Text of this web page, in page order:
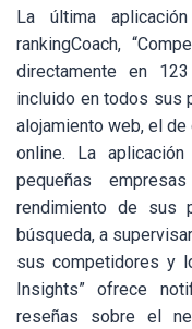
La última
rankingCoach,
directamente en
incluido en todos sus
alojamiento web, el
online. La
pequeñas
rendimiento de sus
búsqueda, a
sus competidores y
Insights” ofrece
reseñas sobre el